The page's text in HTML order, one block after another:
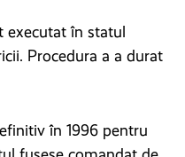
executat în statul
Procedura a a durat
în 1996 pentru